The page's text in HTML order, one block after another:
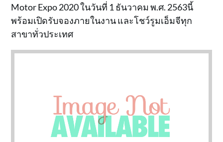
Motor Expo 2020 ในวันที่ 1 ธันวาคม พ.ศ. 2563นี้
พร้อมเปิดรับจองภายในงาน และโชว์รูมเอ็มจีทุก
สาขาทั่วประเทศ